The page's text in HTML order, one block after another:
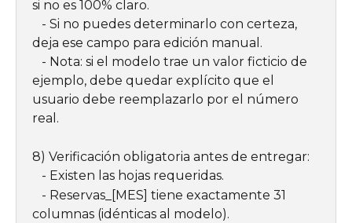
si no es 100% claro.
deja ese campo para edición manual.
ejemplo, debe quedar explícito que el
usuario debe reemplazarlo por el número
real.
8) Verificación obligatoria antes de entregar:
   - Existen las hojas requeridas.
columnas (idénticas al modelo).